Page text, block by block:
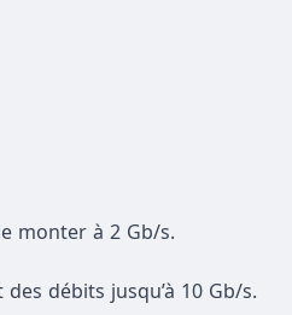
monter à 2 Gb/s.
débits jusqu’à 10 Gb/s.